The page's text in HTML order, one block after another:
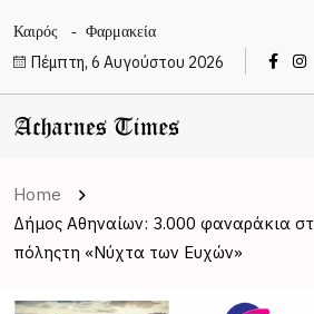
Καιρός Φαρμακεία
Πέμπτη, 6 Αυγούστου 2026
Home
Δήμος Αθηναίων: 3.000 φαναράκια
πόληςτη «Νύχτα των Ευχών»